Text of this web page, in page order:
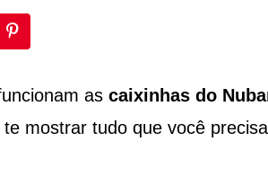
as caixinhas do
mostrar tudo que você